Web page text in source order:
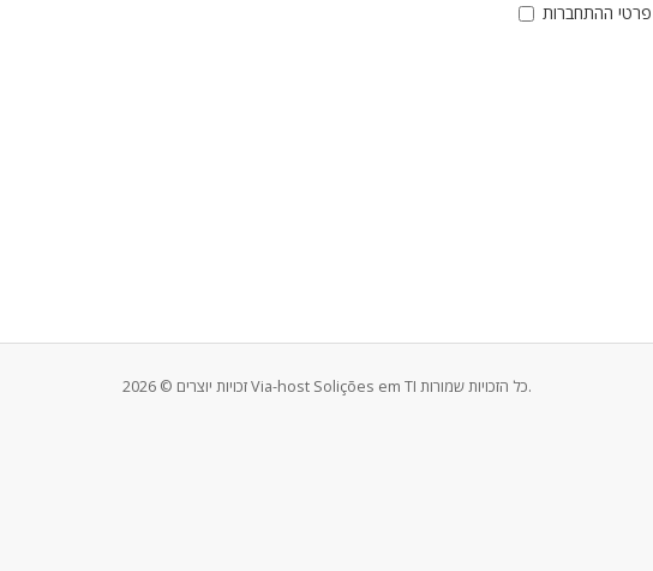
ההתחברות
זכויות יוצרים © 2026 Via-host Solições em TI כל הזכויות שמורות.